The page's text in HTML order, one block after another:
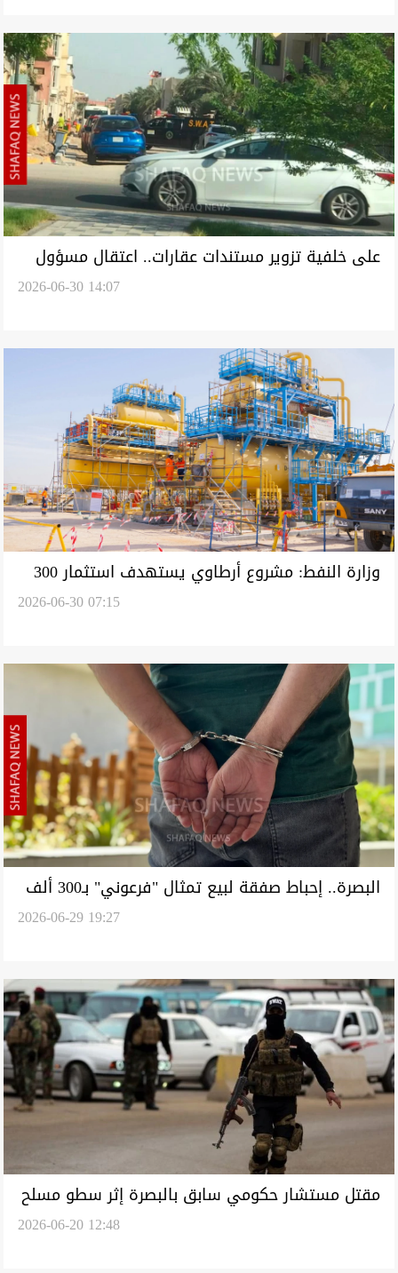
على خلفية تزوير مستندات عقارات.. اعتقال مسؤول
2026-06-30 14:07
وزارة النفط: مشروع أرطاوي يستهدف استثمار 300
2026-06-30 07:15
البصرة.. إحباط صفقة لبيع تمثال "فرعوني" بـ300 ألف
2026-06-29 19:27
مقتل مستشار حكومي سابق بالبصرة إثر سطو مسلح
2026-06-20 12:48